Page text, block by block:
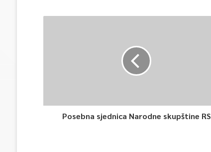
Posebna sjednica Narodne skupštine RS